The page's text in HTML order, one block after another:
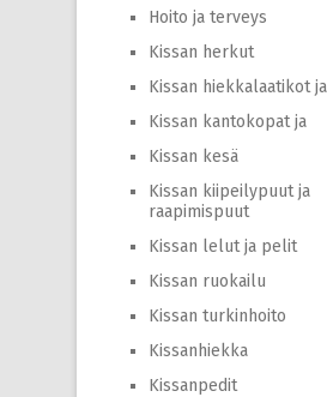
Hoito ja terveys
Kissan herkut
Kissan hiekkalaatikot
Kissan kantokopat ja
Kissan kesä
Kissan kiipeilypuut ja
raapimispuut
Kissan lelut ja pelit
Kissan ruokailu
Kissan turkinhoito
Kissanhiekka
Kissanpedit